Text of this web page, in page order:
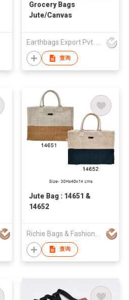
Grocery Bags
Jute/Canvas
Earthbags Export Pvt. Ltd.
查询
Jute Bag : 14651 &
14652
查询